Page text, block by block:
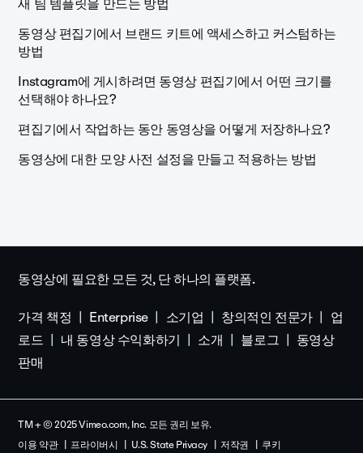
동영상 편집기에서 브랜드 키트에 액세스하고 커스텀하는
방법
Instagram에 게시하려면 동영상 편집기에서 어떤 크기를
선택해야 하나요?
편집기에서 작업하는 동안 동영상을 어떻게 저장하나요?
동영상에 대한 모양 사전 설정을 만들고 적용하는 방법
동영상에 필요한 모든 것, 단 하나의 플랫폼.
가격 책정
Enterprise 소기업 창의적인 전문가
업
로드
내 동영상 수익화하기 소개 블로그
동영상
판매
TM + © 2025 Vimeo.com, Inc. 모든 권리 보유.
이용 약관
프라이버시 U.S. State Privacy 저작권 쿠키